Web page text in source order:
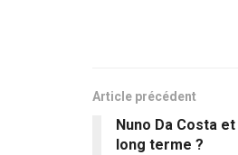
Article précédent
Nuno Da Costa
long terme ?